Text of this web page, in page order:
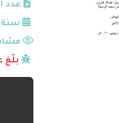
عدد
سنة
بلّغ